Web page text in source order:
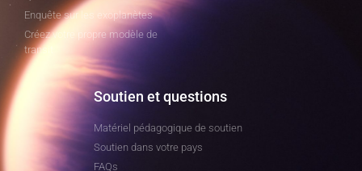
Enquête sur les exoplanètes
Créez votre propre modèle de
transit
Soutien et questions
Matériel pédagogique de soutien
Soutien dans votre pays
FAQs